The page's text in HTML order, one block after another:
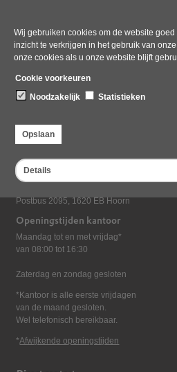
Wij gebruiken cookies om de website
inzicht te verkrijgen in het gebruik van
onze cookies als u onze website blijft
Cookie voorkeuren
Noodzakelijk
Statistieken
Opslaan
Details
Bezoekadres
Dampten 2, 1624 NR Hoorn
Postadres
Postbus 2095, 1620 EB Hoorn
Openingstijden kantoor
Maandag tot en met vrijdag*
van 08:00 tot 16:30
Zaterdag en zondag gesloten
*Kantoor is alle eerste vrijdagen
van de maand gesloten.
Wel telefonisch bereikbaar.
*Afwijkende openingstijden